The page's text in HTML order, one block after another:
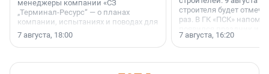
менеджеры компании «СЗ
„Терминал-Ресурс“ — о планах
компании, испытаниях и поводах для
осторожного оптимизма.
7 августа, 18:00
строителя будет
раз. В ГК «ПСК»
поменялась роль
7 августа, 16:20